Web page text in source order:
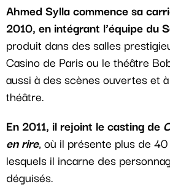
Ahmed Sylla commence sa
2010, en intégrant l’équipe du
produit dans des salles
Casino de Paris ou le théâtre
aussi à des scènes ouvertes et
théâtre.
En 2011, il rejoint le casting de
en rire, où il présente plus de
lesquels il incarne des
déguisés.